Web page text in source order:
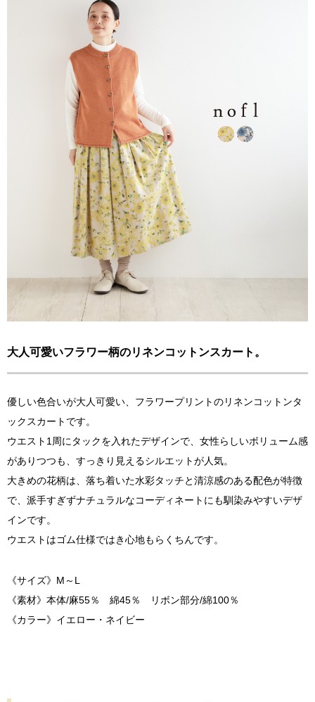
大人可愛いフラワー柄のリネンコットンスカート。
優しい色合いが大人可愛い、フラワープリントのリネンコットンタ
ックスカートです。
ウエスト1周にタックを入れたデザインで、女性らしいボリューム感
がありつつも、すっきり見えるシルエットが人気。
大きめの花柄は、落ち着いた水彩タッチと清涼感のある配色が特徴
で、派手すぎずナチュラルなコーディネートにも馴染みやすいデザ
インです。
ウエストはゴム仕様ではき心地もらくちんです。
《サイズ》M～L
《素材》本体/麻55％ 綿45％ リボン部分/綿100％
《カラー》イエロー・ネイビー